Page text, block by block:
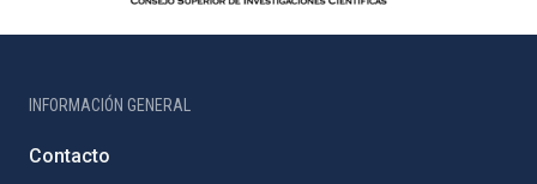
INFORMACIÓN GENERAL
Contacto